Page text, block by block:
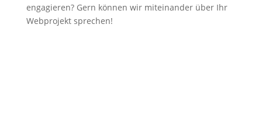
engagieren? Gern können wir miteinander über Ihr
Webprojekt sprechen!